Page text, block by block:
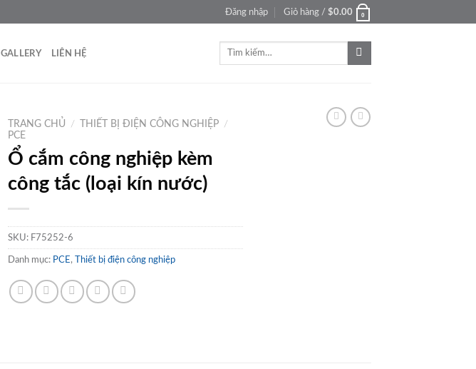
Đăng nhập Giỏ hàng / $0.00 0
GALLERY LIÊN HỆ
Tìm
TRANG CHỦ / THIẾT BỊ ĐIỆN CÔNG NGHIỆP /
PCE
Ổ cắm công nghiệp kèm
công tắc (loại kín nước)
SKU: F75252-6
Danh mục: PCE , Thiết bị điện công nghiệp